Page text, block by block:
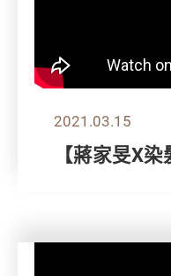
2021.03.15
【蔣家旻X